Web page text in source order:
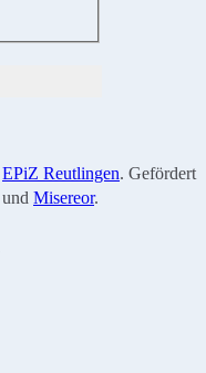
EPiZ Reutlingen. Gefördert
und Misereor.